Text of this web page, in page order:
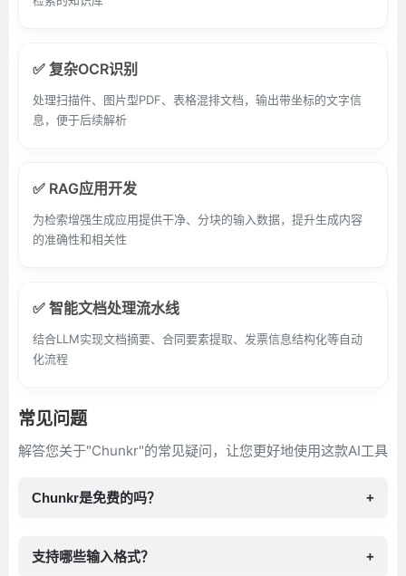
✅ 复杂OCR识别
处理扫描件、图片型PDF、表格混排文档，输出带坐标的文字信
息，便于后续解析
✅ RAG应用开发
为检索增强生成应用提供干净、分块的输入数据，提升生成内容
的准确性和相关性
✅ 智能文档处理流水线
结合LLM实现文档摘要、合同要素提取、发票信息结构化等自动
化流程
常见问题
解答您关于"Chunkr"的常见疑问，让您更好地使用这款AI工具
Chunkr是免费的吗？ +
支持哪些输入格式？ +